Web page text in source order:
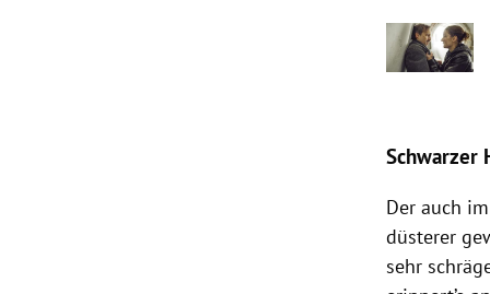
Schwarzer
Der auch
düsterer
sehr